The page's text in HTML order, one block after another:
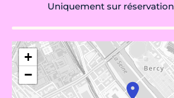
Uniquement sur réservation
+
−